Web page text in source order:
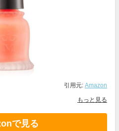
引用元: Amazon
もっと見る
で見る